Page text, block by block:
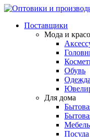
Поставщики
Мода и
Обувь
Одежда
Для дома
Мебель
Посуда